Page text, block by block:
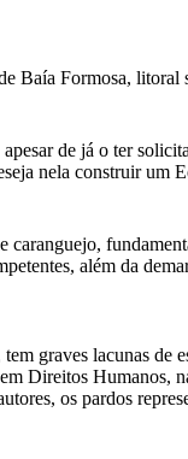
Formosa, litoral
apesar de já o ter
nela construir um
além da
graves lacunas de
Direitos Humanos,
os pardos